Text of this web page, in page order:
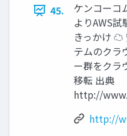
45.
ケンコーコ
よりAWS
きっかけ ☁
テムのクラ
ー群をクラ
移転 出典
http://
http://